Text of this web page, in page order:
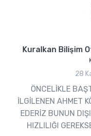
Kuralkan Bilişim
28
ÖNCELİKLE
İLGİLENEN AHMET
EDERİZ BUNUN
HIZLILIĞI